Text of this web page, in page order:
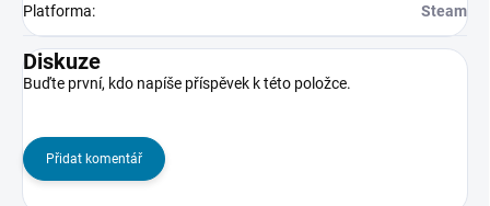
Platforma: Steam
Diskuze
Buďte první, kdo napíše příspěvek k této položce.
Přidat komentář